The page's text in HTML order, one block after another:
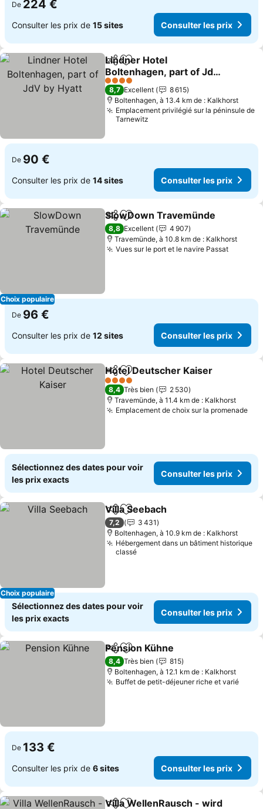
De 224 €
Consulter les prix de 15 sites Consulter les prix
PartagerAjouter à mes favoris
Lindner Hotel
Boltenhagen, part of JdV
by Hyatt
Consulter les prix
4 Étoiles
8,7 Excellent
8 615
Boltenhagen, à 13.4 km de : Kalkhorst
Emplacement privilégié sur la péninsule de
Tarnewitz
De 90 €
Consulter les prix de 14 sites Consulter les prix
Choix populaire
PartagerAjouter à mes favoris
SlowDown Travemünde
8,8 Excellent
4 907
Travemünde, à 10.8 km de : Kalkhorst
Vues sur le port et le navire Passat
De 96 €
Consulter les prix de 12 sites Consulter les prix
PartagerAjouter à mes favoris
Hotel Deutscher Kaiser
4 Étoiles
8,4 Très bien
2 530
Travemünde, à 11.4 km de : Kalkhorst
Emplacement de choix sur la promenade
Sélectionnez des dates pour voir
les prix exacts
Consulter les prix
Choix populaire
PartagerAjouter à mes favoris
Villa Seebach
7,2
3 431
Boltenhagen, à 10.9 km de : Kalkhorst
Hébergement dans un bâtiment historique
classé
Sélectionnez des dates pour voir
les prix exacts
Consulter les prix
PartagerAjouter à mes favoris
Pension Kühne
8,4 Très bien
815
Boltenhagen, à 12.1 km de : Kalkhorst
Buffet de petit-déjeuner riche et varié
De 133 €
Consulter les prix de 6 sites Consulter les prix
Villa WellenRausch - wird